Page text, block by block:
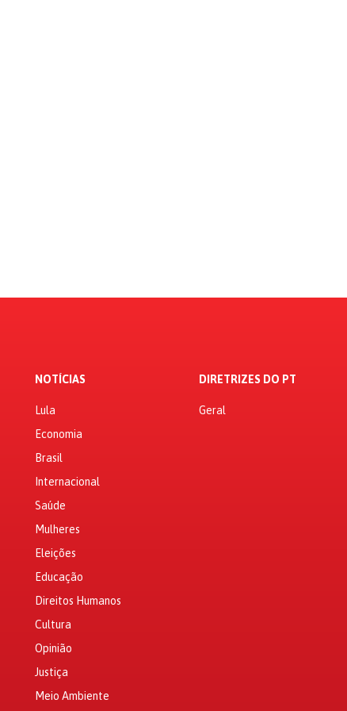
NOTÍCIAS
Lula
Economia
Brasil
Internacional
Saúde
Mulheres
Eleições
Educação
Direitos Humanos
Cultura
Opinião
Justiça
Meio Ambiente
DIRETRIZES DO PT
Geral